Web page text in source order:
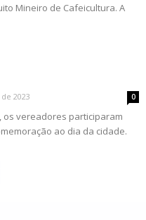
Mineiro de Cafeicultura. A
2023 0
os vereadores participaram
ao dia da cidade.